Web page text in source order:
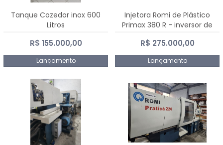
Tanque Cozedor inox 600
Litros
R$ 155.000,00
Lançamento
Injetora Romi de Plástico
Primax 380 R - inversor de
frequência NR 12 - 2008
R$ 275.000,00
Lançamento